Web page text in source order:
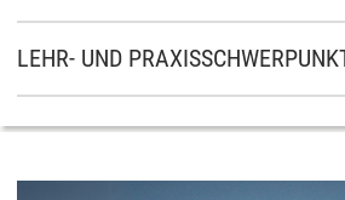
LEHR- UND